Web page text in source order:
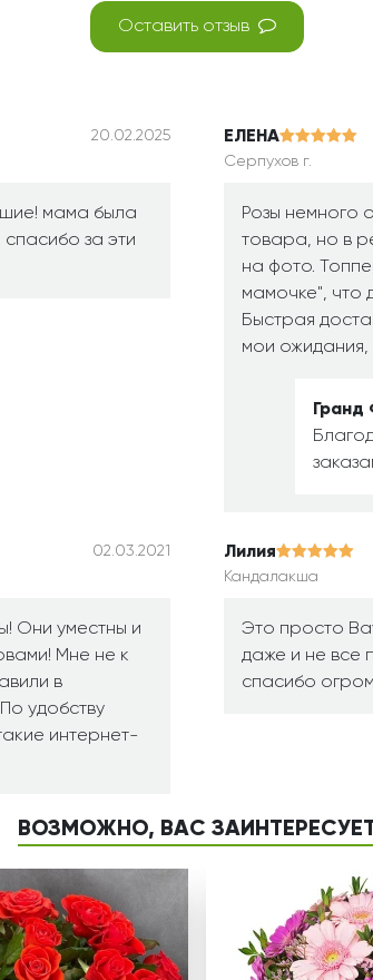
Оставить отзыв
20.02.2025
мама была
за эти
ЕЛЕНА
Серпухов г.
Розы немного
товара, но в
на фото.
мамочке", что
Быстрая
мои
02.03.2021
Они уместны и
Мне не к
в
удобству
интернет-
Лилия
Кандалакша
Это просто
даже и не все
спасибо
ВОЗМОЖНО, ВАС